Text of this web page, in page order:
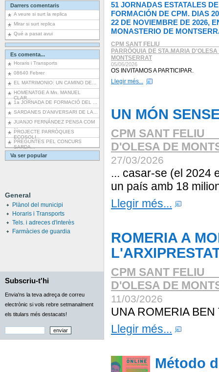
Darrers comentaris
A veure si surt la replica
Mirar si surt replica
Qué a pasat avui
Es comenta...
Horaris i Transports
08640 Febrer
EL MATRIMONIO: UN CAMINO DE...
HOMENATGE A Mn. MANUEL
CLAR...
1a JORNADA DE FORMACIÓ DEL ...
SARDANES D'ANIVERSARI DE LA...
JUANJO FERNÁNDEZ PENSA COM
...
PROJECTE PARRÒQUIES
ECOSOLI...
PREGUNTES PEL CONCURS
SARDA...
Va ser popular
General
Plànol del municipi
Horaris i Transports
Tels. i adreces d'interès
Farmàcies de guardia
Subscriu-t'hi
Envia'ns la teva adreça de correu
electrònic si vols rebre setmanalment
els titulars més destacats!
51 JORNADAS ESTATALES DE
FORMACIÓN DE CPM. DIAS
22 DE NOVIEMBRE DE 2026,
MONASTERIO DE
CPM SANT FELIU
PARRÒQUIA DE STA.MARIA D'OLESA
MONTSERRAT
05/06/2026
OS INVITAMOS A PARTICIPAR.
Llegir més...
UN MÓN
CPM SANT FELIU
D'OLESA DE
27/03/2026
... casar-se (el 2024
un país amb 18
Llegir més...
ROMERIA A
CPM SANT FELIU
D'OLESA DE
11/03/2026
UNA ROMERIA
Llegir més...
Método